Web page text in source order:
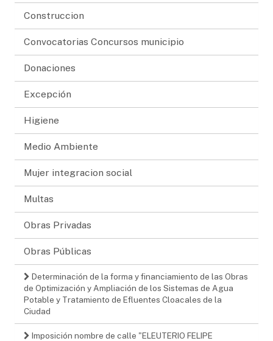
Construccion
Convocatorias Concursos municipio
Donaciones
Excepción
Higiene
Medio Ambiente
Mujer integracion social
Multas
Obras Privadas
Obras Públicas
Determinación de la forma y financiamiento de las Obras
de Optimización y Ampliación de los Sistemas de Agua
Potable y Tratamiento de Efluentes Cloacales de la
Ciudad
Imposición nombre de calle "ELEUTERIO FELIPE